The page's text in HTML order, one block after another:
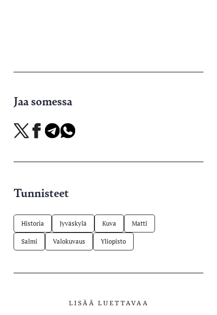
Jaa somessa
Jaa
X-
Jaa
Facebookissa
Jaa
Telegramissa
Jaa
WhatsAppissa
Tunnisteet
Historia Jyväskylä Kuva Matti
Salmi Valokuvaus Yliopisto
LISÄÄ LUETTAVAA